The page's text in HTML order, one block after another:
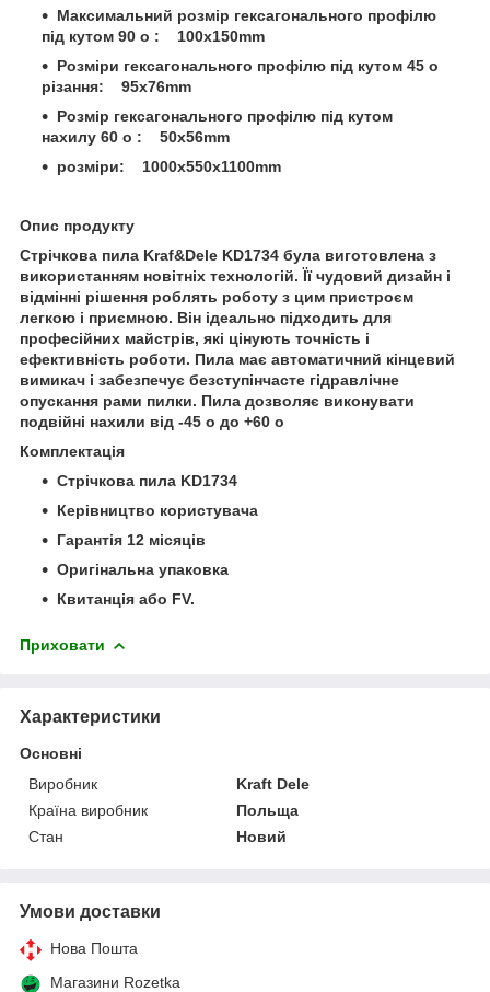
Максимальний розмір гексагонального профілю
під кутом 90 o : 100x150mm
Розміри гексагонального профілю під кутом 45 o
різання: 95x76mm
Розмір гексагонального профілю під кутом
нахилу 60 o : 50x56mm
розміри: 1000x550x1100mm
Опис продукту
Стрічкова пила Kraf&Dele KD1734 була виготовлена з
використанням новітніх технологій. Її чудовий дизайн і
відмінні рішення роблять роботу з цим пристроєм
легкою і приємною. Він ідеально підходить для
професійних майстрів, які цінують точність і
ефективність роботи. Пила має автоматичний кінцевий
вимикач і забезпечує безступінчасте гідравлічне
опускання рами пилки. Пила дозволяє виконувати
подвійні нахили від -45 o до +60 o
Комплектація
Стрічкова пила KD1734
Керівництво користувача
Гарантія 12 місяців
Оригінальна упаковка
Квитанція або FV.
Приховати
Характеристики
Основні
Виробник
Kraft Dele
Країна виробник
Польща
Стан
Новий
Умови доставки
Нова Пошта
Магазини Rozetka